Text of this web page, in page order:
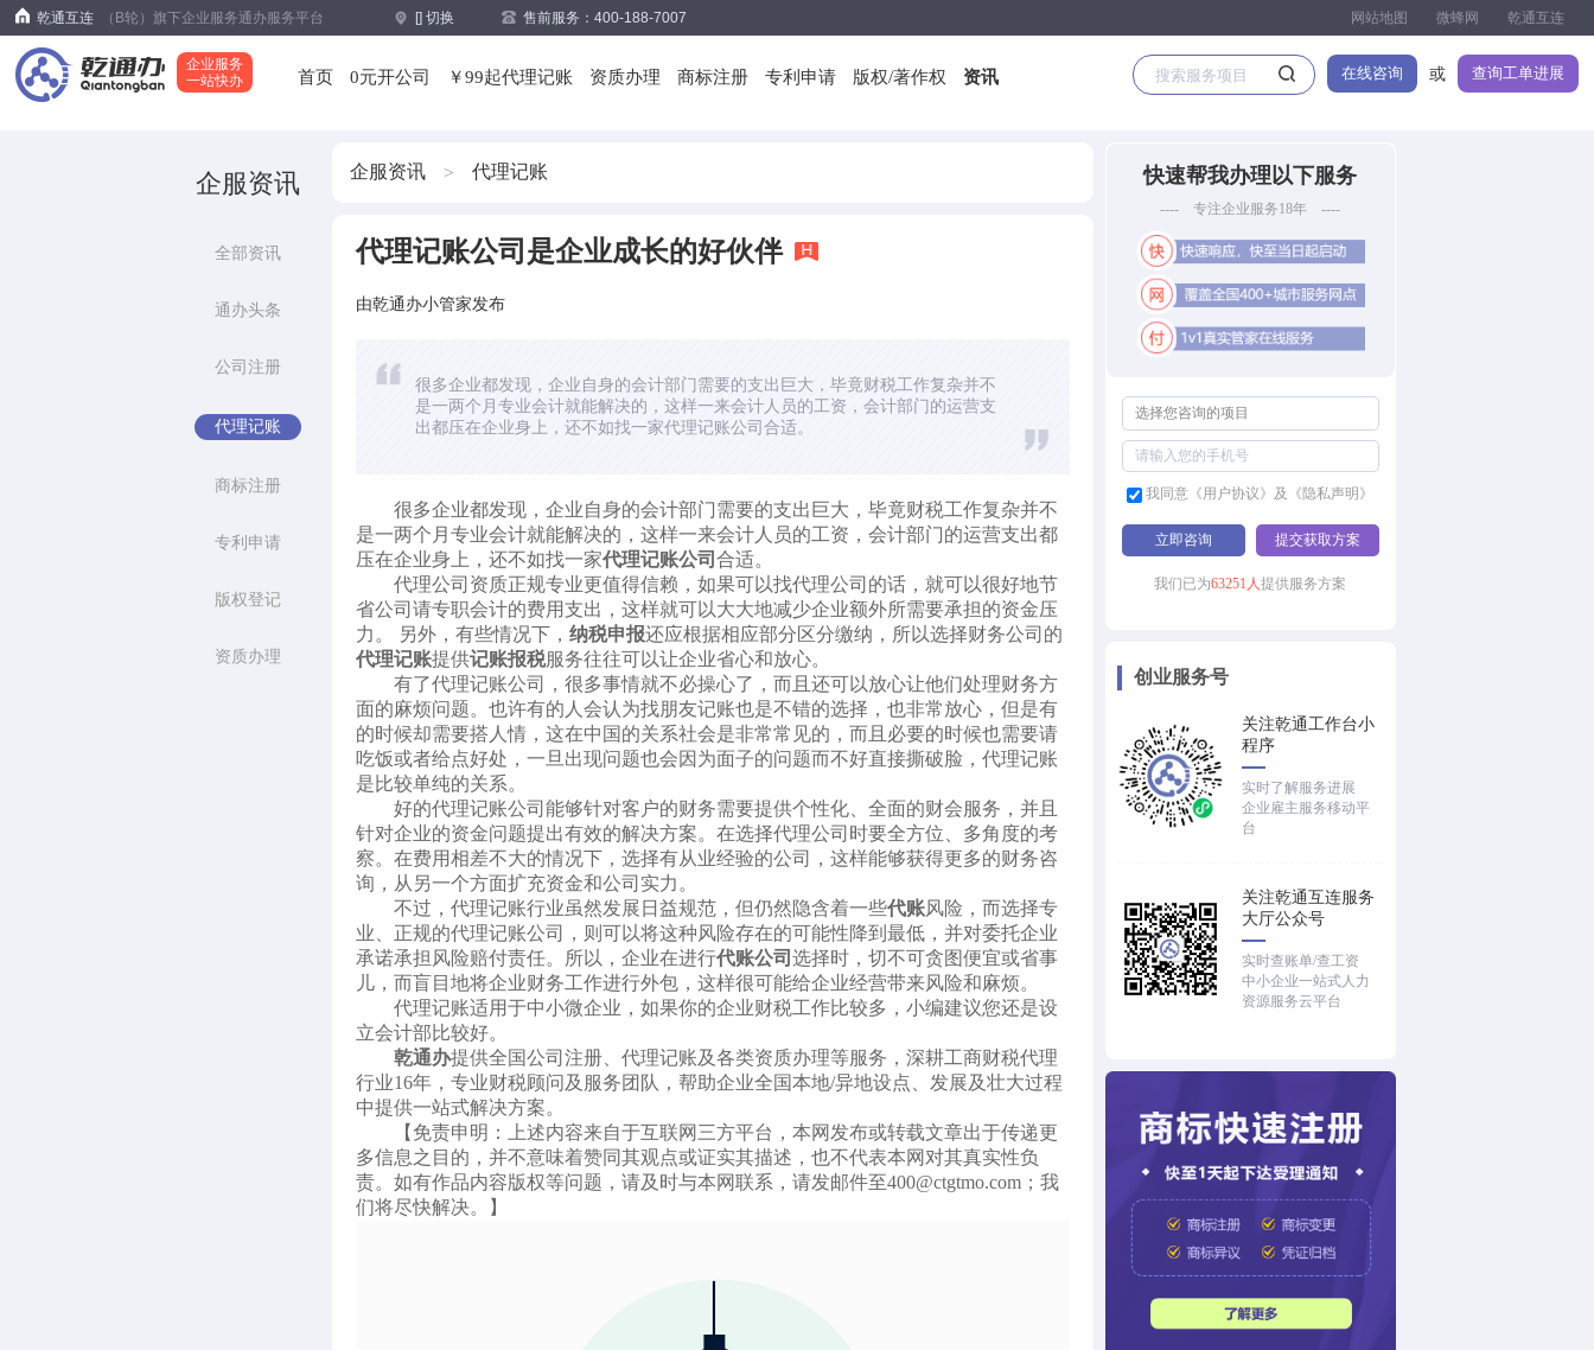
乾通互连 （B轮）旗下企业服务通办服务平台 [] 切换 售前服务：400-188-7007 乾通互连
微蜂网
网站地图
企业服务
一站快办
查询工单进展
或
在线咨询
首页 0元开公司 ￥99起代理记账 资质办理 商标注册 专利申请 版权/著作权 资讯
企服资讯
全部资讯
通办头条
公司注册
代理记账
商标注册
专利申请
版权登记
资质办理
企服资讯 > 代理记账
代理记账公司是企业成长的好伙伴
由乾通办小管家发布
很多企业都发现，企业自身的会计部门需要的支出巨大，毕竟财税工作复杂并不
是一两个月专业会计就能解决的，这样一来会计人员的工资，会计部门的运营支
出都压在企业身上，还不如找一家代理记账公司合适。
很多企业都发现，企业自身的会计部门需要的支出巨大，毕竟财税工作复杂并不
是一两个月专业会计就能解决的，这样一来会计人员的工资，会计部门的运营支出都
压在企业身上，还不如找一家代理记账公司 合适。
代理公司资质正规专业更值得信赖，如果可以找代理公司的话，就可以很好地节
省公司请专职会计的费用支出，这样就可以大大地减少企业额外所需要承担的资金压
力。 另外，有些情况下， 纳税申报还应根据相应部分区分缴纳，所以选择财务公司的
代理记账提供记账报税服务往往可以让企业省心和放心。
有了代理记账公司，很多事情就不必操心了，而且还可以放心让他们处理财务方
面的麻烦问题。也许有的人会认为找朋友记账也是不错的选择，也非常放心，但是有
的时候却需要搭人情，这在中国的关系社会是非常常见的，而且必要的时候也需要请
吃饭或者给点好处，一旦出现问题也会因为面子的问题而不好直接撕破脸，代理记账
是比较单纯的关系。
好的代理记账公司能够针对客户的财务需要提供个性化、全面的财会服务，并且
针对企业的资金问题提出有效的解决方案。在选择代理公司时要全方位、多角度的考
察。在费用相差不大的情况下，选择有从业经验的公司，这样能够获得更多的财务咨
询，从另一个方面扩充资金和公司实力。
不过，代理记账行业虽然发展日益规范，但仍然隐含着一些代账风险，而选择专
业、正规的代理记账公司，则可以将这种风险存在的可能性降到最低，并对委托企业
承诺承担风险赔付责任。所以，企业在进行代账公司 选择时，切不可贪图便宜或省事
儿，而盲目地将企业财务工作进行外包，这样很可能给企业经营带来风险和麻烦。
代理记账适用于中小微企业，如果你的企业财税工作比较多，小编建议您还是设
立会计部比较好。
乾通办提供全国公司注册、代理记账及各类资质办理等服务，深耕工商财税代理
行业16年，专业财税顾问及服务团队，帮助企业全国本地/异地设点、发展及壮大过程
中提供一站式解决方案。
【免责申明：上述内容来自于互联网三方平台，本网发布或转载文章出于传递更
多信息之目的，并不意味着赞同其观点或证实其描述，也不代表本网对其真实性负
责。如有作品内容版权等问题，请及时与本网联系，请发邮件至400@ctgtmo.com；我
们将尽快解决。】
快速帮我办理以下服务
---- 专注企业服务18年 ----
我同意《用户协议》及《隐私声明》
立即咨询 提交获取方案
我们已为63251人提供服务方案
创业服务号
关注乾通工作台小
程序
实时了解服务进展
企业雇主服务移动平
台
关注乾通互连服务
大厅公众号
实时查账单/查工资
中小企业一站式人力
资源服务云平台